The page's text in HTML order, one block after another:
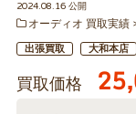
2024.08.16 公開
オーディオ 買取実績
出張買取 大和本店
買取価格